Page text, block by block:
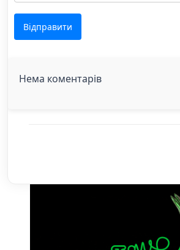
Відправити
Нема коментарів